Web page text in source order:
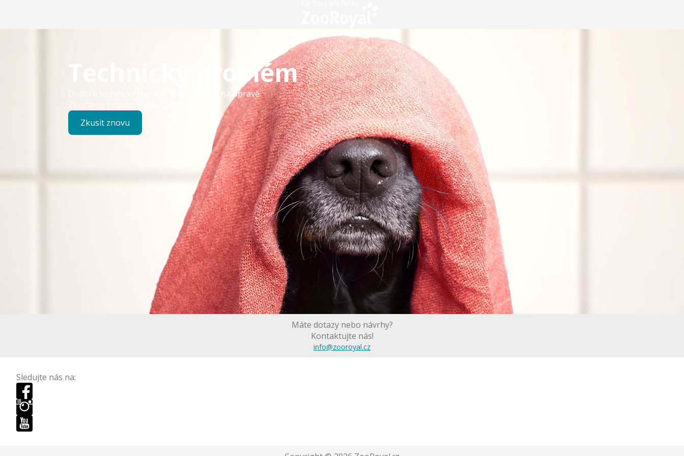
Technický problém
Došlo k technické chybě – již pracujeme na opravě.
Zkuste to prosím znovu později.
Zkusit znovu
Máte dotazy nebo návrhy?
Kontaktujte nás!
info@zooroyal.cz
Sledujte nás na: